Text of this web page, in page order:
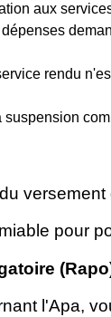
aux
rendu
versement
pour
l'Apa,